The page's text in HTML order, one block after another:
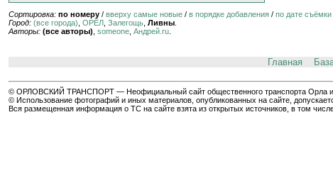
Сортировка: по номеру / вверху самые новые / в порядке добавления / по дате съёмки
Город: (все города), ОРЁЛ, Залегощь, Ливны.
Авторы: (все авторы), someone, Андрей.ru.
Главная
© ОРЛОВСКИЙ ТРАНСПОРТ — Неофициальный сайт общественного транспорта Орла и
© Использование фотографий и иных материалов, опубликованных на сайте,
Вся размещенная информация о ТС на сайте взята из открытых источников, в том